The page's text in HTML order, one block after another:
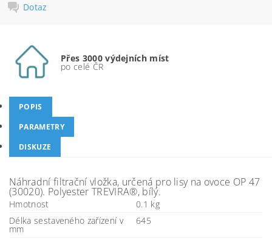
Dotaz
Přes 3000 výdejních míst
po celé ČR
POPIS
PARAMETRY
DISKUZE
Náhradní filtrační vložka, určená pro lisy na ovoce OP 47
(30020). Polyester TREVIRA®, bílý.
Hmotnost
0.1 kg
Délka sestaveného zařízení v
mm
645